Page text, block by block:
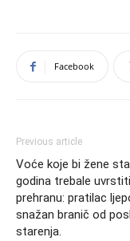
Facebook
Previous article
Voće koje bi žene
godina trebale
prehranu: pratilac
snažan branič od
starenja.